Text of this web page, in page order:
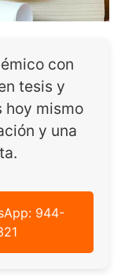
con
tesis y
hoy mismo
y una
944-